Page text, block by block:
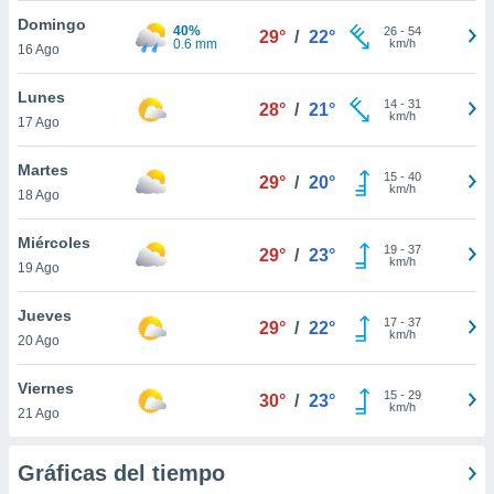
en
más
y
de
aceptar
Domingo
16 Ago
40%
0.6 mm
29° / 22° 26- 54
km/h
Lunes
17 Ago
28° / 21° 14- 31
km/h
Martes
18 Ago
29° / 20° 15- 40
km/h
Miércoles
19 Ago
29° / 23° 19- 37
km/h
Jueves
20 Ago
29° / 22° 17- 37
km/h
Viernes
21 Ago
30° / 23° 15- 29
km/h
Gráficas del tiempo